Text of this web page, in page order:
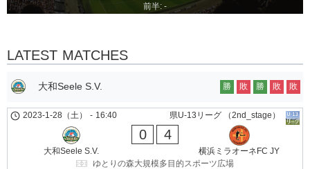
前半: -
LATEST MATCHES
大和Seele S.V. 勝 敗 勝 敗 敗
県U-13リーグ （2nd_stage）
2023-1-28（土） - 16:40
大和Seele S.V.
0 4
横浜ミラオーネFC JY
ゆとりの森大規模多目的スポーツ広場